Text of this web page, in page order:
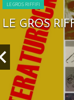
LE GROS RIFFIFI
LE GROS